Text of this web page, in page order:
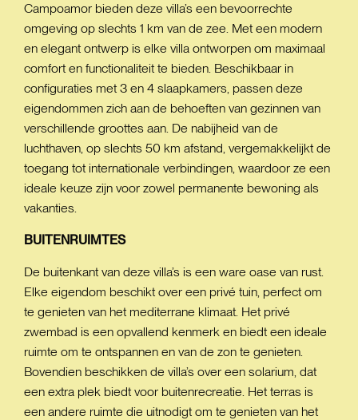
Campoamor bieden deze villa’s een bevoorrechte
omgeving op slechts 1 km van de zee. Met een modern
en elegant ontwerp is elke villa ontworpen om maximaal
comfort en functionaliteit te bieden. Beschikbaar in
configuraties met 3 en 4 slaapkamers, passen deze
eigendommen zich aan de behoeften van gezinnen van
verschillende groottes aan. De nabijheid van de
luchthaven, op slechts 50 km afstand, vergemakkelijkt de
toegang tot internationale verbindingen, waardoor ze een
ideale keuze zijn voor zowel permanente bewoning als
vakanties.
BUITENRUIMTES
De buitenkant van deze villa’s is een ware oase van rust.
Elke eigendom beschikt over een privé tuin, perfect om
te genieten van het mediterrane klimaat. Het privé
zwembad is een opvallend kenmerk en biedt een ideale
ruimte om te ontspannen en van de zon te genieten.
Bovendien beschikken de villa’s over een solarium, dat
een extra plek biedt voor buitenrecreatie. Het terras is
een andere ruimte die uitnodigt om te genieten van het